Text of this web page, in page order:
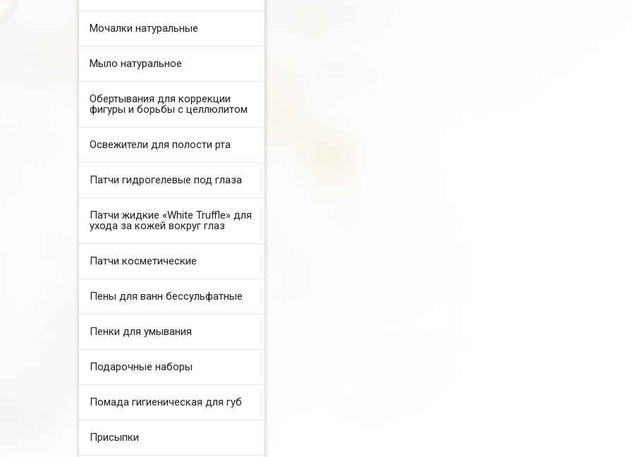
Мочалки натуральные
Мыло натуральное
Обертывания для коррекции
фигуры и борьбы с целлюлитом
Освежители для полости рта
Патчи гидрогелевые под глаза
Патчи жидкие «White Truffle» для
ухода за кожей вокруг глаз
Патчи косметические
Пены для ванн бессульфатные
Пенки для умывания
Подарочные наборы
Помада гигиеническая для губ
Присыпки